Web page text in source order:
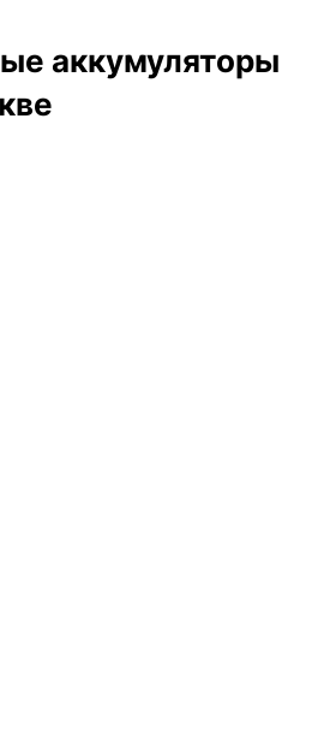
аккумуляторы